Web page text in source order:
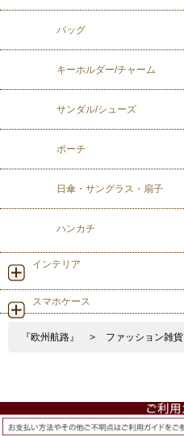
バッグ
キーホルダー/チャーム
サンダル/シューズ
ポーチ
日傘・サングラス・扇子
ハンカチ
インテリア
スマホケース
『欧州航路』 > ファッション雑貨